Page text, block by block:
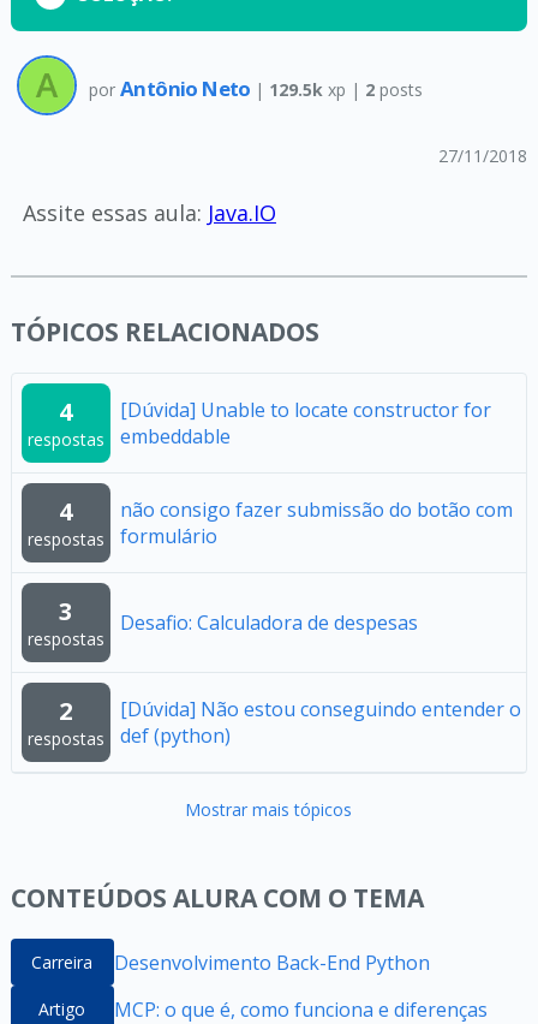
por Antônio Neto | 129.5k xp | 2 posts
27/11/2018
Assite essas aula: Java.IO
TÓPICOS RELACIONADOS
4
respostas
[Dúvida] Unable to locate constructor for
embeddable
4
respostas
não consigo fazer submissão do botão com
formulário
3
respostas
Desafio: Calculadora de despesas
2
respostas
[Dúvida] Não estou conseguindo entender o
def (python)
Mostrar mais tópicos
CONTEÚDOS ALURA COM O TEMA
Carreira Desenvolvimento Back-End Python
Artigo MCP: o que é, como funciona e diferenças